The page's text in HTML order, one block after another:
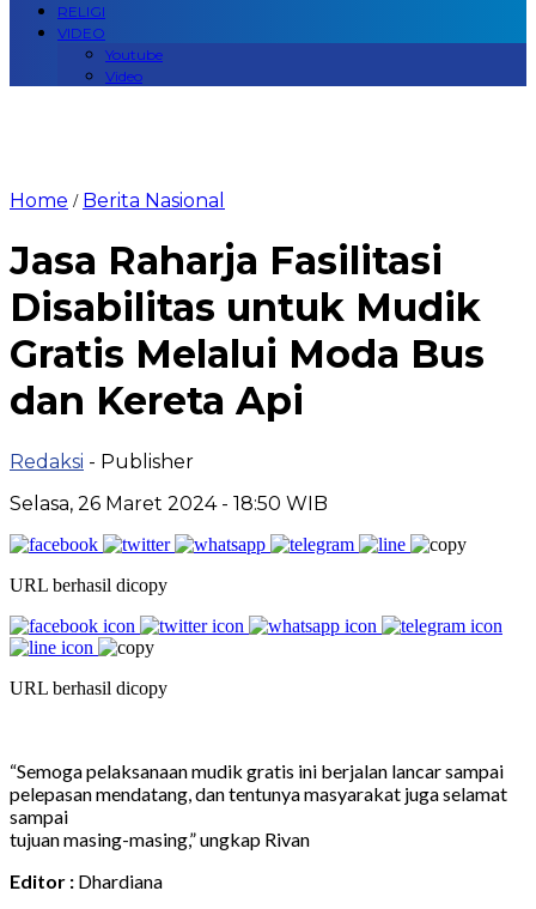
RELIGI
VIDEO
Youtube
Video
Home / Berita Nasional
Jasa Raharja Fasilitasi
Disabilitas untuk Mudik
Gratis Melalui Moda Bus
dan Kereta Api
Redaksi - Publisher
Selasa, 26 Maret 2024 - 18:50 WIB
URL berhasil dicopy
URL berhasil dicopy
“Semoga pelaksanaan mudik gratis ini berjalan lancar sampai
pelepasan mendatang, dan tentunya masyarakat juga selamat
sampai
tujuan masing-masing,” ungkap Rivan
Editor : Dhardiana